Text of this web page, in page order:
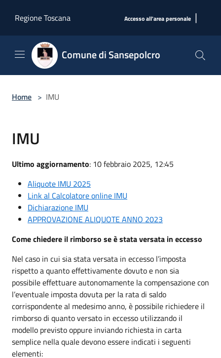
Regione Toscana
Accesso all'area personale |
Comune di Sansepolcro
Home > IMU
IMU
Ultimo aggiornamento: 10 febbraio 2025, 12:45
Aliquote IMU 2025
Link al Calcolatore online IMU
Dichiarazione IMU
APPROVAZIONE ALIQUOTE ANNO 2023
Come chiedere il rimborso se è stata versata in eccesso
Nel caso in cui sia stata versata in eccesso l’imposta
rispetto a quanto effettivamente dovuto e non sia
possibile effettuare autonomamente la compensazione con
l’eventuale imposta dovuta per la rata di saldo
corrispondente al medesimo anno, è possibile richiedere il
rimborso di quanto versato in eccesso utilizzando il
modello previsto oppure inviando richiesta in carta
semplice nella quale devono essere indicati i seguenti
elementi: